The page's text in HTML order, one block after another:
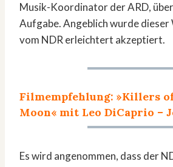
Musik-Koordinator der ARD,
Aufgabe. Angeblich wurde dieser
vom NDR erleichtert akzeptiert.
Filmempfehlung: »Killers
Moon« mit Leo DiCaprio –
Es wird angenommen, dass der